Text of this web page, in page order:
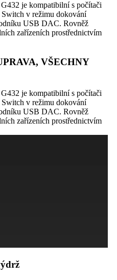
je kompatibilní s počítači
v režimu dokování
USB DAC. Rovněž
zařízeních prostřednictvím
VŠECHNY
je kompatibilní s počítači
v režimu dokování
USB DAC. Rovněž
zařízeních prostřednictvím